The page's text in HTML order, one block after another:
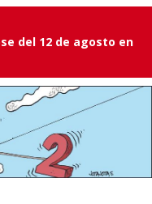
del 12 de agosto en